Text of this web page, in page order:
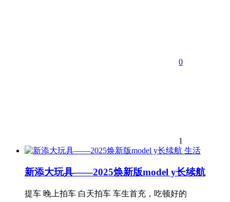
0
1
生活
新添大玩具——2025焕新版model y长续航
提车 晚上拍车 白天拍车 车生首充，吃顿好的